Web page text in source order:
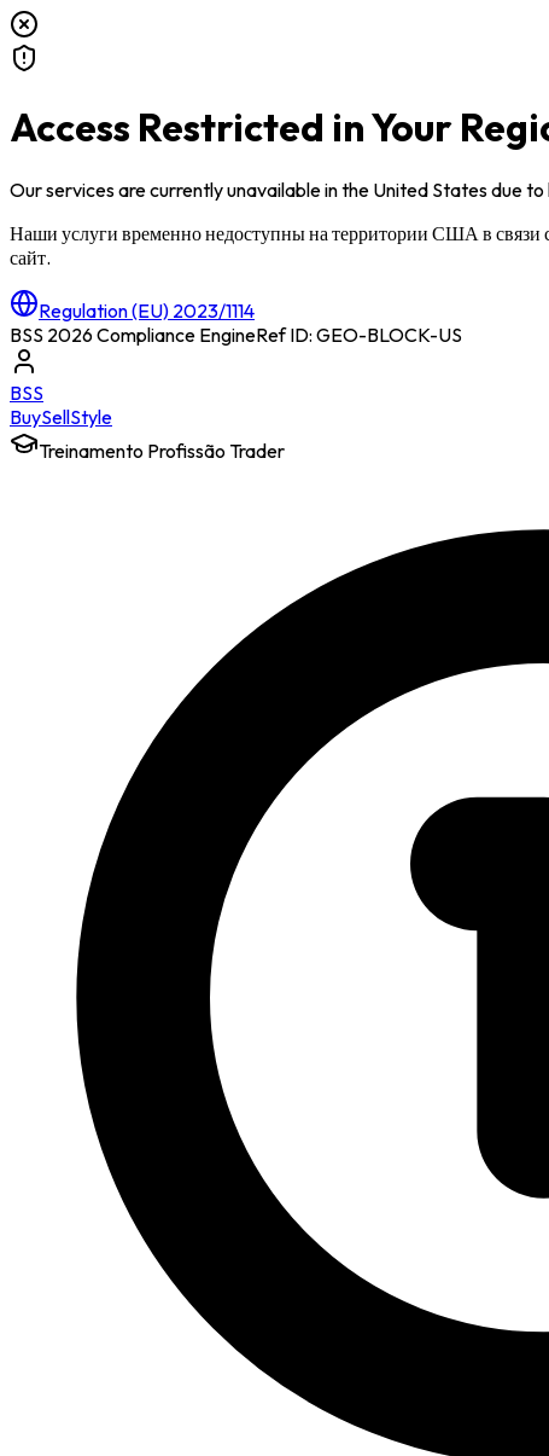
Access Restricted in Your
Our services are currently unavailable inthe United Statesdue to
Наши услуги временно недоступны на территории США в
сайт.
Regulation (EU) 2023/1114
BSS 2026 Compliance EngineRef ID: GEO-BLOCK-US
BSS
BuySellStyle
Treinamento Profissão Trader